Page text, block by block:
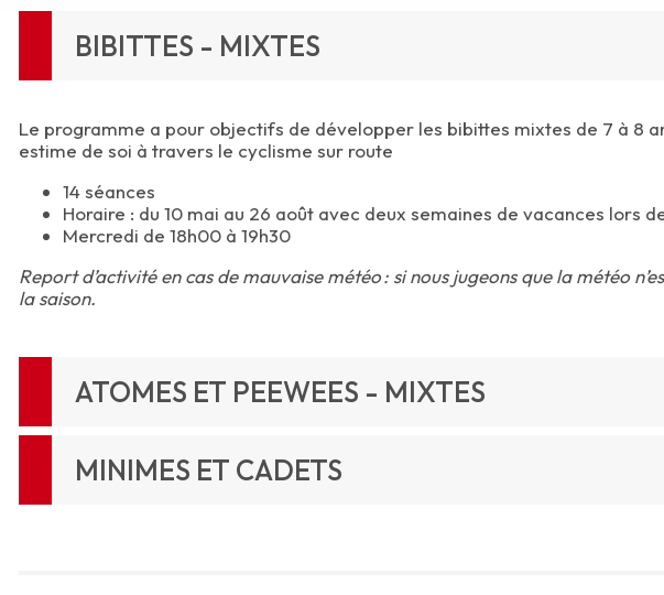
BIBITTES - MIXTES
Le programme a pour objectifs de développer les bibittes mixtes de 7 à 8
estime de soi à travers le cyclisme sur route
14 séances
Horaire : du 10 mai au 26 août avec deux semaines de vacances lors
Mercredi de 18h00 à 19h30
Report d’activité en cas de mauvaise météo : si nous jugeons que la météo
la saison.
ATOMES ET PEEWEES - MIXTES
MINIMES ET CADETS